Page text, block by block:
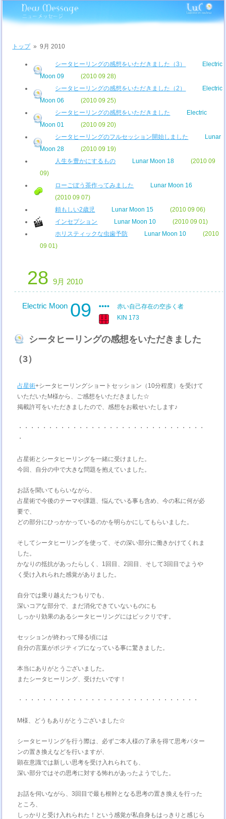
トップ»9月 2010
シータヒーリングの感想をいただきました（3）
Electric
Moon 09
(2010 09 28)
シータヒーリングの感想をいただきました（2）
Electric
Moon 06
(2010 09 25)
シータヒーリングの感想をいただきました
Electric
Moon 01
(2010 09 20)
シータヒーリングのフルセッション開始しました
Lunar
Moon 28
(2010 09 19)
人生を豊かにするもの
Lunar Moon 18
(2010 09
09)
ローごぼう茶作ってみました
Lunar Moon 16
(2010 09 07)
頼もしい2歳児
Lunar Moon 15
(2010 09 06)
インセプション
Lunar Moon 10
(2010 09 01)
ホリスティックな虫歯予防
Lunar Moon 10
(2010
09 01)
28 9月 2010
Electric Moon 09
赤い自己存在の空歩く者
KIN 173
シータヒーリングの感想をいただきました
（3）
占星術+シータヒーリングショートセッション（10分程度）を受けて
いただいたM様から、ご感想をいただきました☆
掲載許可をいただきましたので、感想をお載せいたします♪
・・・・・・・・・・・・・・・・・・・・・・・・・・・・・・・
・
占星術とシータヒーリングを一緒に受けました。
今回、自分の中で大きな問題を抱えていました。
お話を聞いてもらいながら、
占星術で今後のテーマや課題、悩んでいる事も含め、今の私に何が必
要で、
どの部分にひっかかっているのかを明らかにしてもらいました。
そしてシータヒーリングを使って、その深い部分に働きかけてくれま
した。
かなりの抵抗があったらしく、1回目、2回目、そして3回目でようや
く受け入れられた感覚がありました。
自分では乗り越えたつもりでも、
深いコアな部分で、まだ消化できていないものにも
しっかり効果のあるシータヒーリングにはビックリです。
セッションが終わって帰る頃には
自分の言葉がポジティブになっている事に驚きました。
本当にありがとうございました。
またシータヒーリング、受けたいです！
・・・・・・・・・・・・・・・・・・・・・・・・・・・・・・
M様、どうもありがとうございました☆
シータヒーリングを行う際は、必ずご本人様の了承を得て思考パター
ンの置き換えなどを行いますが、
顕在意識では新しい思考を受け入れられても、
深い部分ではその思考に対する怖れがあったようでした。
お話を伺いながら、3回目で最も根幹となる思考の置き換えを行った
ところ、
しっかりと受け入れられた！という感覚が私自身もはっきりと感じら